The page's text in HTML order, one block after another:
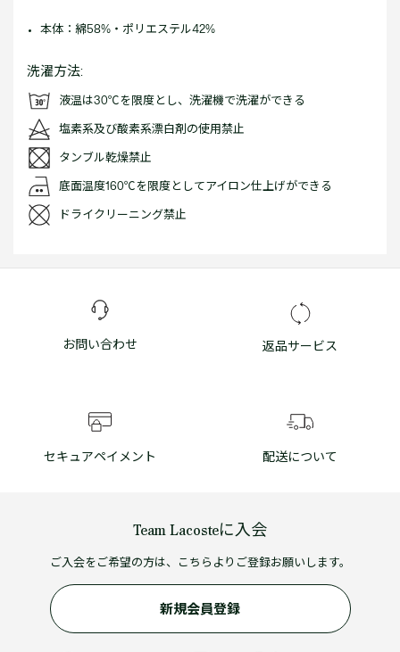
本体：綿58%・ポリエステル42%
洗濯方法:
液温は30℃を限度とし、洗濯機で洗濯ができる
塩素系及び酸素系漂白剤の使用禁止
タンブル乾燥禁止
底面温度160℃を限度としてアイロン仕上げができる
ドライクリーニング禁止
お問い合わせ 返品サービス
セキュアペイメント 配送について
Team Lacosteに入会
ご入会をご希望の方は、こちらよりご登録お願いします。
新規会員登録